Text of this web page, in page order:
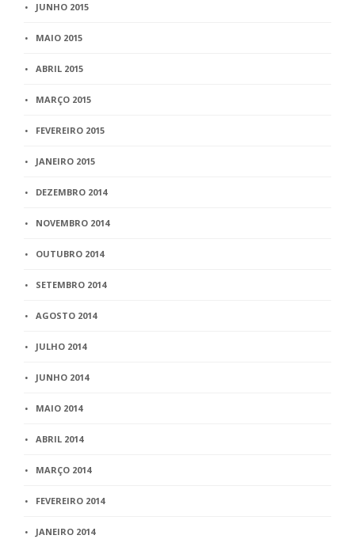
JUNHO 2015
MAIO 2015
ABRIL 2015
MARÇO 2015
FEVEREIRO 2015
JANEIRO 2015
DEZEMBRO 2014
NOVEMBRO 2014
OUTUBRO 2014
SETEMBRO 2014
AGOSTO 2014
JULHO 2014
JUNHO 2014
MAIO 2014
ABRIL 2014
MARÇO 2014
FEVEREIRO 2014
JANEIRO 2014